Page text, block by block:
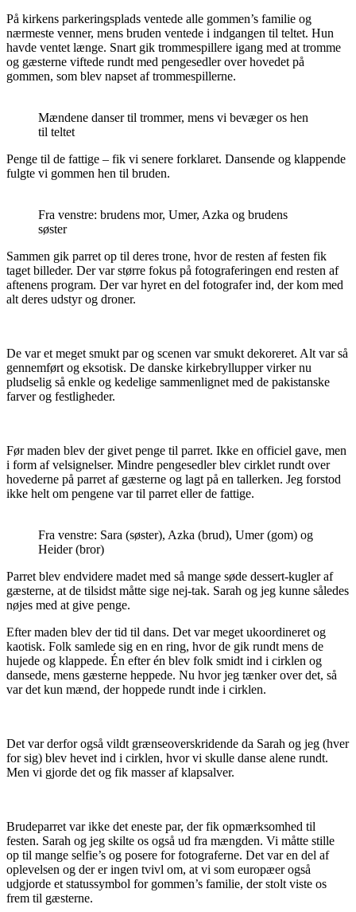
På kirkens parkeringsplads ventede alle gommen’s familie og
nærmeste venner, mens bruden ventede i indgangen til teltet. Hun
havde ventet længe. Snart gik trommespillere igang med at tromme
og gæsterne viftede rundt med pengesedler over hovedet på
gommen, som blev napset af trommespillerne.
Mændene danser til trommer, mens vi bevæger os hen
til teltet
Penge til de fattige – fik vi senere forklaret. Dansende og klappende
fulgte vi gommen hen til bruden.
Fra venstre: brudens mor, Umer, Azka og brudens
søster
Sammen gik parret op til deres trone, hvor de resten af festen fik
taget billeder. Der var større fokus på fotograferingen end resten af
aftenens program. Der var hyret en del fotografer ind, der kom med
alt deres udstyr og droner.
De var et meget smukt par og scenen var smukt dekoreret. Alt var så
gennemført og eksotisk. De danske kirkebryllupper virker nu
pludselig så enkle og kedelige sammenlignet med de pakistanske
farver og festligheder.
Før maden blev der givet penge til parret. Ikke en officiel gave, men
i form af velsignelser. Mindre pengesedler blev cirklet rundt over
hovederne på parret af gæsterne og lagt på en tallerken. Jeg forstod
ikke helt om pengene var til parret eller de fattige.
Fra venstre: Sara (søster), Azka (brud), Umer (gom) og
Heider (bror)
Parret blev endvidere madet med så mange søde dessert-kugler af
gæsterne, at de tilsidst måtte sige nej-tak. Sarah og jeg kunne således
nøjes med at give penge.
Efter maden blev der tid til dans. Det var meget ukoordineret og
kaotisk. Folk samlede sig en en ring, hvor de gik rundt mens de
hujede og klappede. Én efter én blev folk smidt ind i cirklen og
dansede, mens gæsterne heppede. Nu hvor jeg tænker over det, så
var det kun mænd, der hoppede rundt inde i cirklen.
Det var derfor også vildt grænseoverskridende da Sarah og jeg (hver
for sig) blev hevet ind i cirklen, hvor vi skulle danse alene rundt.
Men vi gjorde det og fik masser af klapsalver.
Brudeparret var ikke det eneste par, der fik opmærksomhed til
festen. Sarah og jeg skilte os også ud fra mængden. Vi måtte stille
op til mange selfie’s og posere for fotograferne. Det var en del af
oplevelsen og der er ingen tvivl om, at vi som europæer også
udgjorde et statussymbol for gommen’s familie, der stolt viste os
frem til gæsterne.